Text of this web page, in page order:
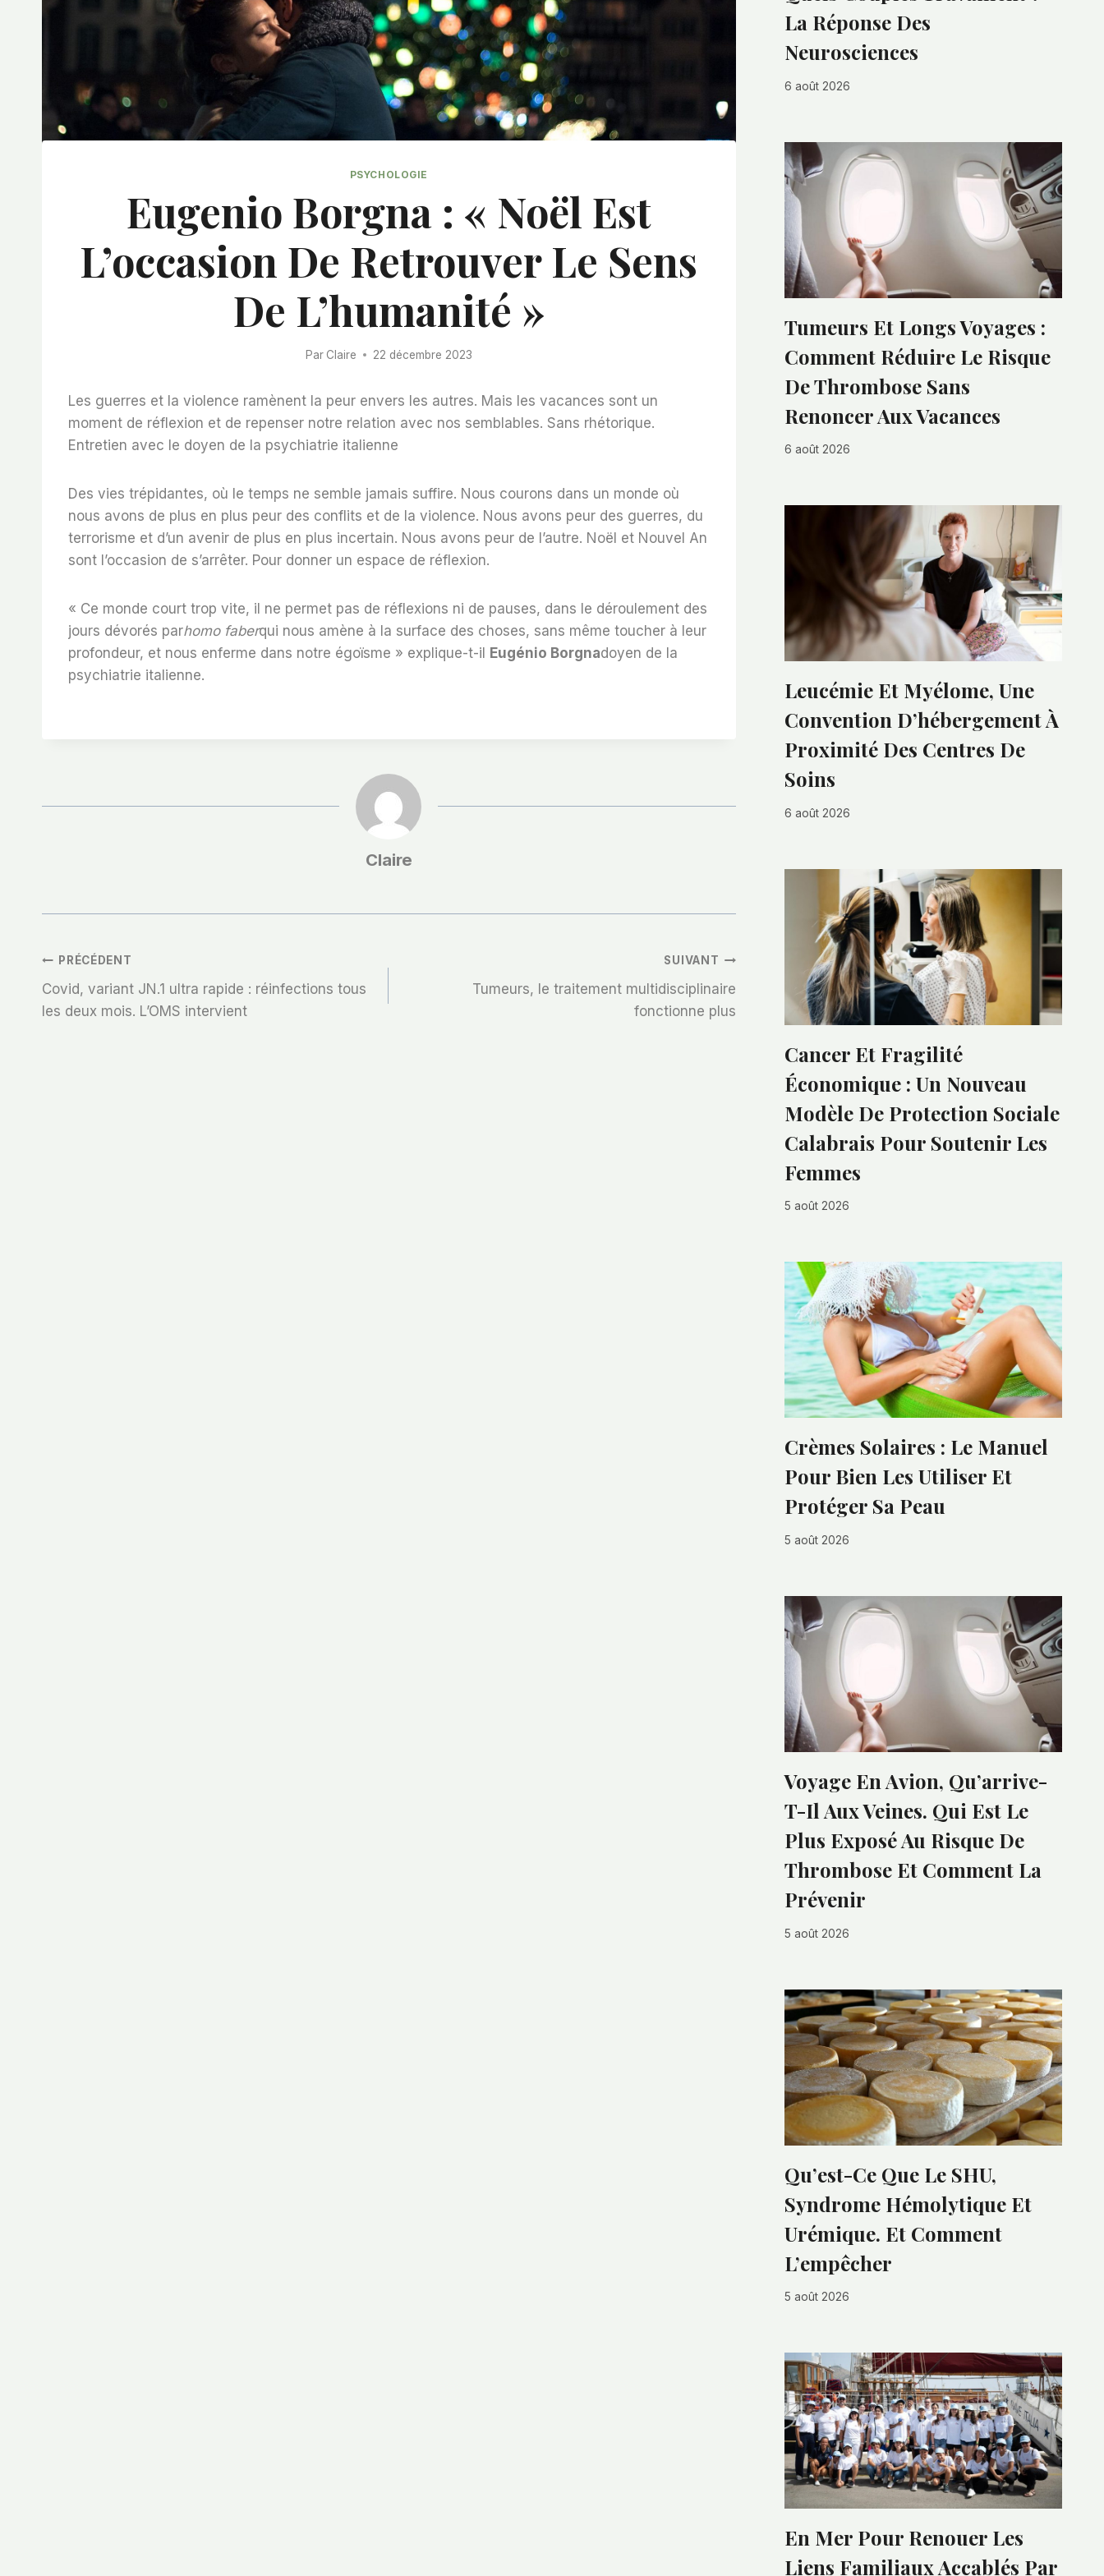
PSYCHOLOGIE
Eugenio Borgna : « Noël Est
L’occasion De Retrouver Le Sens
De L’humanité »
Par Claire 22 décembre 2023
Les guerres et la violence ramènent la peur envers les autres. Mais les vacances sont un
moment de réflexion et de repenser notre relation avec nos semblables. Sans rhétorique.
Entretien avec le doyen de la psychiatrie italienne
Des vies trépidantes, où le temps ne semble jamais suffire. Nous courons dans un monde où
nous avons de plus en plus peur des conflits et de la violence. Nous avons peur des guerres, du
terrorisme et d’un avenir de plus en plus incertain. Nous avons peur de l’autre. Noël et Nouvel An
sont l’occasion de s’arrêter. Pour donner un espace de réflexion.
« Ce monde court trop vite, il ne permet pas de réflexions ni de pauses, dans le déroulement des
jours dévorés parhomo faberqui nous amène à la surface des choses, sans même toucher à leur
profondeur, et nous enferme dans notre égoïsme » explique-t-il Eugénio Borgnadoyen de la
psychiatrie italienne.
Claire
Navigation
De
PRÉCÉDENT
Covid, variant JN.1 ultra rapide : réinfections tous
les deux mois. L’OMS intervient
SUIVANT
Tumeurs, le traitement multidisciplinaire
fonctionne plus
La Réponse Des
Neurosciences
6 août 2026
Tumeurs Et Longs Voyages :
Comment Réduire Le Risque
De Thrombose Sans
Renoncer Aux Vacances
6 août 2026
Leucémie Et Myélome, Une
Convention D’hébergement À
Proximité Des Centres De
Soins
6 août 2026
Cancer Et Fragilité
Économique : Un Nouveau
Modèle De Protection Sociale
Calabrais Pour Soutenir Les
Femmes
5 août 2026
Crèmes Solaires : Le Manuel
Pour Bien Les Utiliser Et
Protéger Sa Peau
5 août 2026
Voyage En Avion, Qu’arrive-
T-Il Aux Veines. Qui Est Le
Plus Exposé Au Risque De
Thrombose Et Comment La
Prévenir
5 août 2026
Qu’est-Ce Que Le SHU,
Syndrome Hémolytique Et
Urémique. Et Comment
L’empêcher
5 août 2026
En Mer Pour Renouer Les
Liens Familiaux Accablés Par